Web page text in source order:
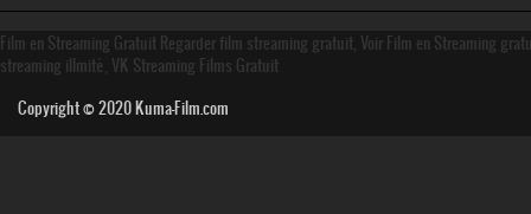
Film en Streaming Gratuit Regarder film streaming gratuit, Voir Film en Streaming
streaming illmité, VK Streaming Films Gratuit
Copyright © 2020Kuma-Film.com